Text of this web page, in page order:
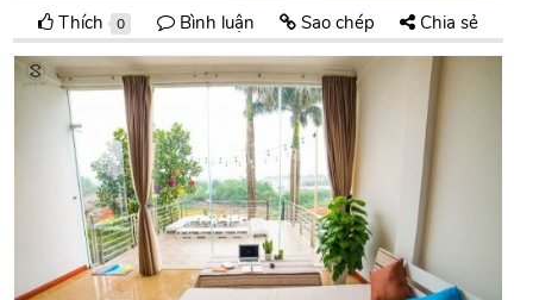
Thích 0 Bình luận Sao chép Chia sẻ